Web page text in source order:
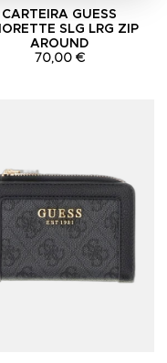
CARTEIRA GUESS
SLG LRG ZIP
AROUND
70,00 €